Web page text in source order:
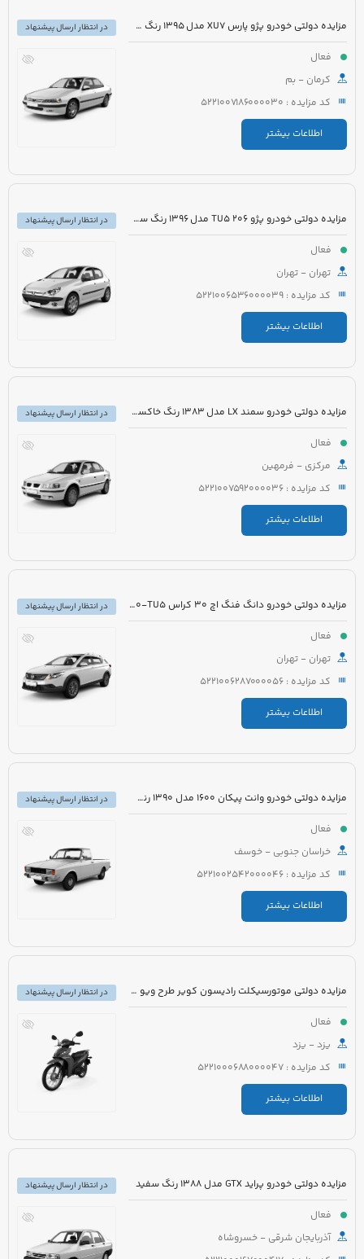
مزایده دولتی خودرو پژو پارس XU7 مدل 1395 رنگ سفید روغنی
فعال
کرمان - بم
کد مزایده : 5221007186000030
اطلاعات بیشتر
در انتظار ارسال پیشنهاد
مزایده دولتی خودرو پژو 206 TU5 مدل 1396 رنگ سفید روغنی
فعال
تهران - تهران
کد مزایده : 5221006536000039
اطلاعات بیشتر
در انتظار ارسال پیشنهاد
مزایده دولتی خودرو سمند LX مدل 1383 رنگ خاکستری
فعال
مرکزی - فرمهین
کد مزایده : 5221007592000036
اطلاعات بیشتر
در انتظار ارسال پیشنهاد
مزایده دولتی خودرو دانگ فنگ اچ 30 کراس H30-TU5 مدل 1396 رنگ سفید
فعال
تهران - تهران
کد مزایده : 5221006287000056
اطلاعات بیشتر
در انتظار ارسال پیشنهاد
مزایده دولتی خودرو وانت پیکان 1600 مدل 1390 رنگ سفید
فعال
خراسان جنوبی - خوسف
کد مزایده : 5221002542000046
اطلاعات بیشتر
در انتظار ارسال پیشنهاد
مزایده دولتی موتورسیکلت رادیسون کویر طرح ویو مدل 1395 رنگ سفید
فعال
یزد - یزد
کد مزایده : 5221000688000047
اطلاعات بیشتر
در انتظار ارسال پیشنهاد
مزایده دولتی خودرو پراید GTX مدل 1388 رنگ سفید
فعال
آذربایجان شرقی - خسروشاه
در انتظار ارسال پیشنهاد